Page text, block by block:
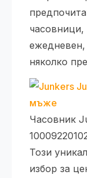
часовници,
ежедневен,
няколко
Часовник
Този
избор за